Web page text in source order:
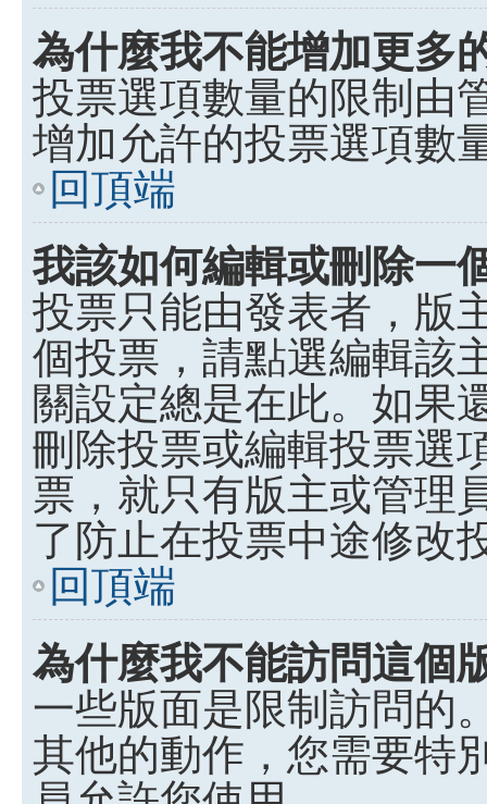
為什麼我不能增加更多
投票選項數量的限制由
增加允許的投票選項數
回頂端
我該如何編輯或刪除一
投票只能由發表者，版
個投票，請點選編輯該
關設定總是在此。如果
刪除投票或編輯投票選
票，就只有版主或管理
了防止在投票中途修改
回頂端
為什麼我不能訪問這個
一些版面是限制訪問的
其他的動作，您需要特